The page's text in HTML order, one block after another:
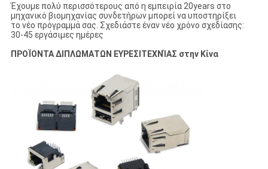
Έχουμε πολύ περισσότερους από η εμπειρία 20years στο
μηχανικό βιομηχανίας συνδετήρων μπορεί να υποστηρίξει
το νέο πρόγραμμά σας. Σχεδιάστε έναν νέο χρόνο σχεδίασης:
30-45 εργάσιμες ημέρες
ΠΡΟΪΟΝΤΑ ΔΙΠΛΩΜΑΤΩΝ ΕΥΡΕΣΙΤΕΧΝΊΑΣ στην Κίνα